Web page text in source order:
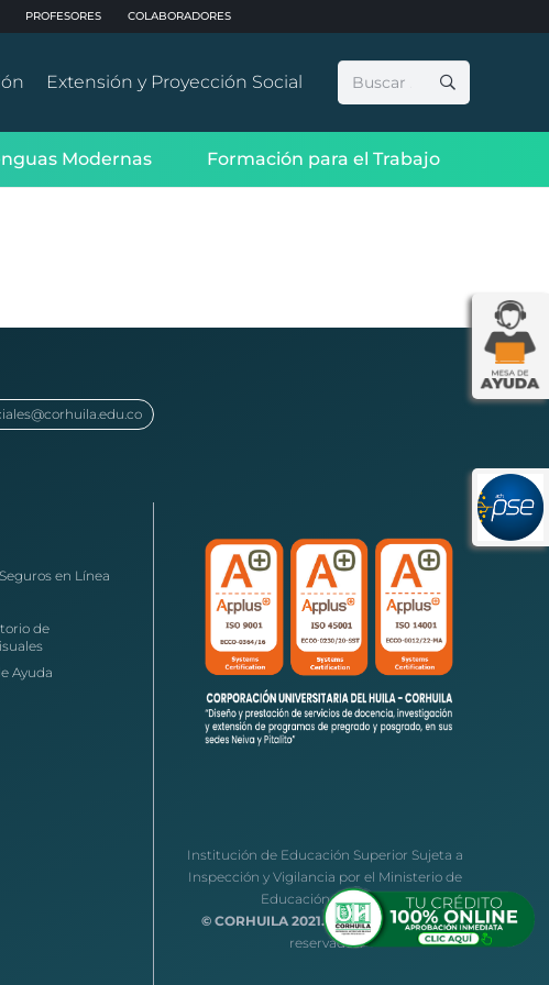
PROFESORES COLABORADORES
Extensión y Proyección Social Buscar:
Modernas Formación para el Trabajo
en Línea
de
Ayuda
Institución de Educación Superior Sujeta a
Inspección y Vigilancia por el Ministerio de
Educación Nacional
© CORHUILA 2021. Todos los derechos
reservados.